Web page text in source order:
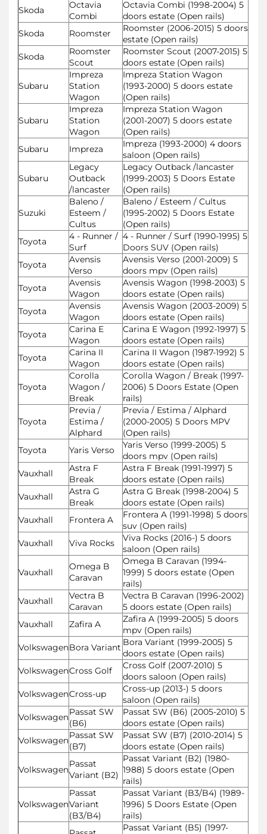
Skoda
Octavia
Combi
Octavia Combi (1998-2004) 5
doors estate (Open rails)
Skoda
Roomster
Roomster (2006-2015) 5 doors
estate (Open rails)
Skoda
Roomster
Scout
Roomster Scout (2007-2015) 5
doors estate (Open rails)
Subaru
Impreza
Station
Wagon
Impreza Station Wagon
(1993-2000) 5 doors estate
(Open rails)
Subaru
Impreza
Station
Wagon
Impreza Station Wagon
(2001-2007) 5 doors estate
(Open rails)
Subaru
Impreza
Impreza (1993-2000) 4 doors
saloon (Open rails)
Subaru
Legacy
Outback
/lancaster
Legacy Outback /lancaster
(1999-2003) 5 Doors Estate
(Open rails)
Suzuki
Baleno /
Esteem /
Cultus
Baleno / Esteem / Cultus
(1995-2002) 5 Doors Estate
(Open rails)
Toyota
4 - Runner /
Surf
4 - Runner / Surf (1990-1995) 5
Doors SUV (Open rails)
Toyota
Avensis
Verso
Avensis Verso (2001-2009) 5
doors mpv (Open rails)
Toyota
Avensis
Wagon
Avensis Wagon (1998-2003) 5
doors estate (Open rails)
Toyota
Avensis
Wagon
Avensis Wagon (2003-2009) 5
doors estate (Open rails)
Toyota
Carina E
Wagon
Carina E Wagon (1992-1997) 5
doors estate (Open rails)
Toyota
Carina II
Wagon
Carina II Wagon (1987-1992) 5
doors estate (Open rails)
Toyota
Corolla
Wagon /
Break
Corolla Wagon / Break (1997-
2006) 5 Doors Estate (Open
rails)
Toyota
Previa /
Estima /
Alphard
Previa / Estima / Alphard
(2000-2005) 5 Doors MPV
(Open rails)
Toyota
Yaris Verso
Yaris Verso (1999-2005) 5
doors mpv (Open rails)
Vauxhall
Astra F
Break
Astra F Break (1991-1997) 5
doors estate (Open rails)
Vauxhall
Astra G
Break
Astra G Break (1998-2004) 5
doors estate (Open rails)
Vauxhall
Frontera A
Frontera A (1991-1998) 5 doors
suv (Open rails)
Vauxhall
Viva Rocks
Viva Rocks (2016-) 5 doors
saloon (Open rails)
Vauxhall
Omega B
Caravan
Omega B Caravan (1994-
1999) 5 doors estate (Open
rails)
Vauxhall
Vectra B
Caravan
Vectra B Caravan (1996-2002)
5 doors estate (Open rails)
Vauxhall
Zafira A
Zafira A (1999-2005) 5 doors
mpv (Open rails)
VolkswagenBora Variant Bora Variant (1999-2005) 5
doors estate (Open rails)
VolkswagenCross Golf
Cross Golf (2007-2010) 5
doors saloon (Open rails)
VolkswagenCross-up
Cross-up (2013-) 5 doors
saloon (Open rails)
VolkswagenPassat SW
(B6)
Passat SW (B6) (2005-2010) 5
doors estate (Open rails)
VolkswagenPassat SW
(B7)
Passat SW (B7) (2010-2014) 5
doors estate (Open rails)
Volkswagen
Passat
Variant (B2)
Passat Variant (B2) (1980-
1988) 5 doors estate (Open
rails)
Volkswagen
Passat
Variant
(B3/B4)
Passat Variant (B3/B4) (1989-
1996) 5 Doors Estate (Open
rails)
Passat Variant (B5) (1997-